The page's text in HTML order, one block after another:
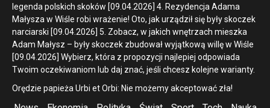
legenda polskich skoków [09.04.2026] 4. Rezydencja Adama
Małysza w Wiśle robi wrażenie! Oto, jak urządził się były skoczek
narciarski [09.04.2026] 5. Zobacz, w jakich wnętrzach mieszka
Adam Małysz – były skoczek zbudował wyjątkową willę w Wiśle
[09.04.2026] Wybierz, która z propozycji najlepiej odpowiada
Twoim oczekiwaniom lub daj znać, jeśli chcesz kolejne warianty.
Orędzie papieża Urbi et Orbi: Nie możemy akceptować zła!